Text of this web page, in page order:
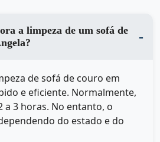
a limpeza de um sofá de
de sofá de couro em
e eficiente. Normalmente,
a 3 horas. No entanto, o
do estado e do